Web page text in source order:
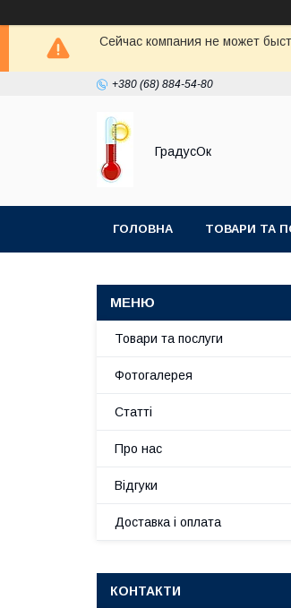
Сейчас компания не может
+380 (68) 884-54-80
ГрадусОк
ГОЛОВНА ТОВАРИ ТА
Товари та послуги
Фотогалерея
Статті
Про нас
Відгуки
Доставка і оплата
КОНТАКТИ